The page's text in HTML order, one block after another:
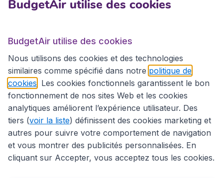
BudgetAir.fr
Sites internationaux
Déclaration d’accessibilité
Conditions générales
BudgetAir utilise des cookies
BudgetAir utilise des cookies
Nous utilisons des cookies et des technologies
similaires comme spécifié dans notre politique de
cookies . Les cookies fonctionnels garantissent le bon
fonctionnement de nos sites Web et les cookies
analytiques améliorent l’expérience utilisateur. Des
tiers (voir la liste) définissent des cookies marketing et
autres pour suivre votre comportement de navigation
et vous montrer des publicités personnalisées. En
cliquant sur Accepter, vous acceptez tous les cookies.